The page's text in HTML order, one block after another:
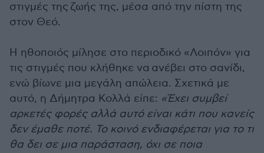
στιγμές της ζωής της, μέσα από την πίστη της
στον Θεό.
Η ηθοποιός μίλησε στο περιοδικό «Λοιπόν» για
τις στιγμές που κλήθηκε να ανέβει στο σανίδι,
ενώ βίωνε μια μεγάλη απώλεια. Σχετικά με
αυτό, η Δήμητρα Κολλά είπε: «Έχει συμβεί
αρκετές φορές αλλά αυτό είναι κάτι που κανείς
δεν έμαθε ποτέ. Το κοινό ενδιαφέρεται για το τι
θα δει σε μια παράσταση, όχι σε ποια